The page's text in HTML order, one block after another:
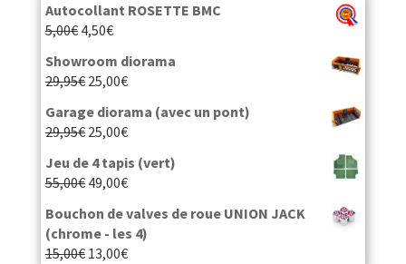
Autocollant ROSETTE BMC
5,00€ 4,50€
Showroom diorama
29,95€ 25,00€
Garage diorama (avec un pont)
29,95€ 25,00€
Jeu de 4 tapis (vert)
55,00€ 49,00€
Bouchon de valves de roue UNION JACK
(chrome - les 4)
15,00€ 13,00€